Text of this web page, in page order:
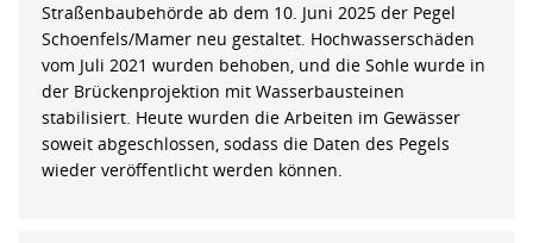
Straßenbaubehörde ab dem 10. Juni 2025 der Pegel
Schoenfels/Mamer neu gestaltet. Hochwasserschäden
vom Juli 2021 wurden behoben, und die Sohle wurde in
der Brückenprojektion mit Wasserbausteinen
stabilisiert. Heute wurden die Arbeiten im Gewässer
soweit abgeschlossen, sodass die Daten des Pegels
wieder veröffentlicht werden können.